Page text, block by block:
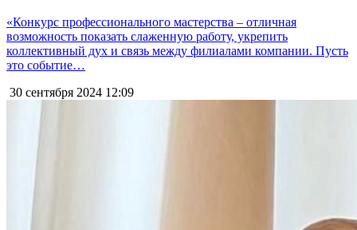
«Конкурс профессионального мастерства – отличная
возможность показать слаженную работу, укрепить
коллективный дух и связь между филиалами компании. Пусть
это событие…
30 сентября 2024 12:09